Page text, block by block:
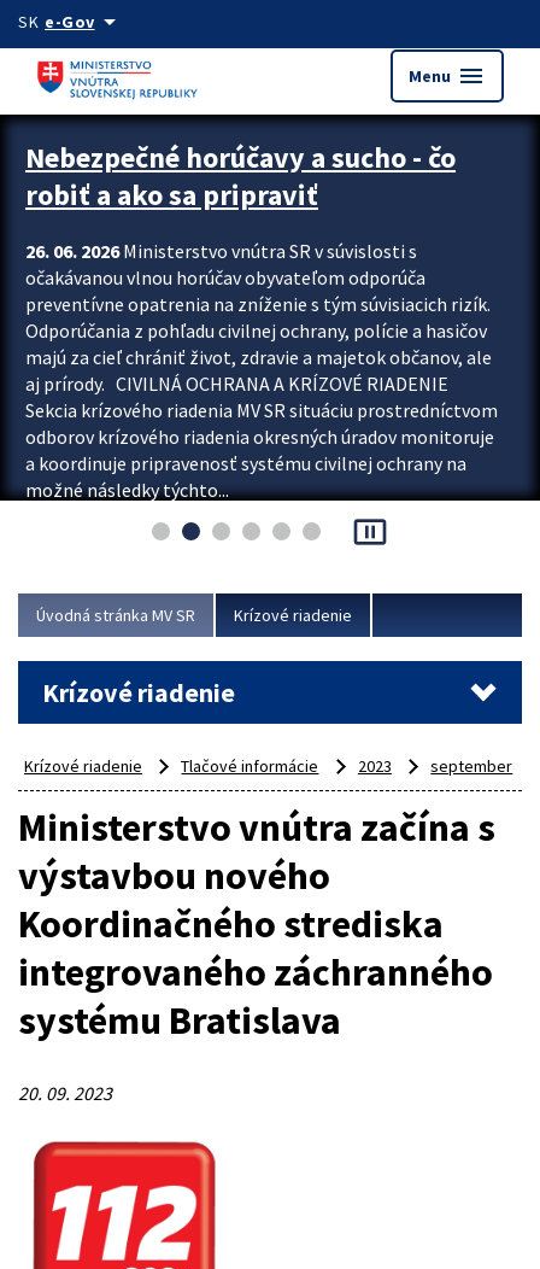
Preskocit na hlavný obsah
SK e-Govarrow_drop_down
Menu menu
Zastavit automatický posun upútavok
Nebezpečné horúčavy a sucho - čo
robiť a ako sa pripraviť
26. 06. 2026Ministerstvo vnútra SR v súvislosti s
očakávanou vlnou horúčav obyvateľom odporúča
preventívne opatrenia na zníženie s tým súvisiacich rizík.
Odporúčania z pohľadu civilnej ochrany, polície a hasičov
majú za cieľ chrániť život, zdravie a majetok občanov, ale
aj prírody. CIVILNÁ OCHRANA A KRÍZOVÉ RIADENIE
Sekcia krízového riadenia MV SR situáciu prostredníctvom
odborov krízového riadenia okresných úradov monitoruje
a koordinuje pripravenosť systému civilnej ochrany na
možné následky týchto...
pause_presentation
Úvodná stránka MV SR Krízové riadenie
Krízové riadenie
Krízové riadenie Tlačové informácie 2023 september
Ministerstvo vnútra začína s
výstavbou nového
Koordinačného strediska
integrovaného záchranného
systému Bratislava
20. 09. 2023